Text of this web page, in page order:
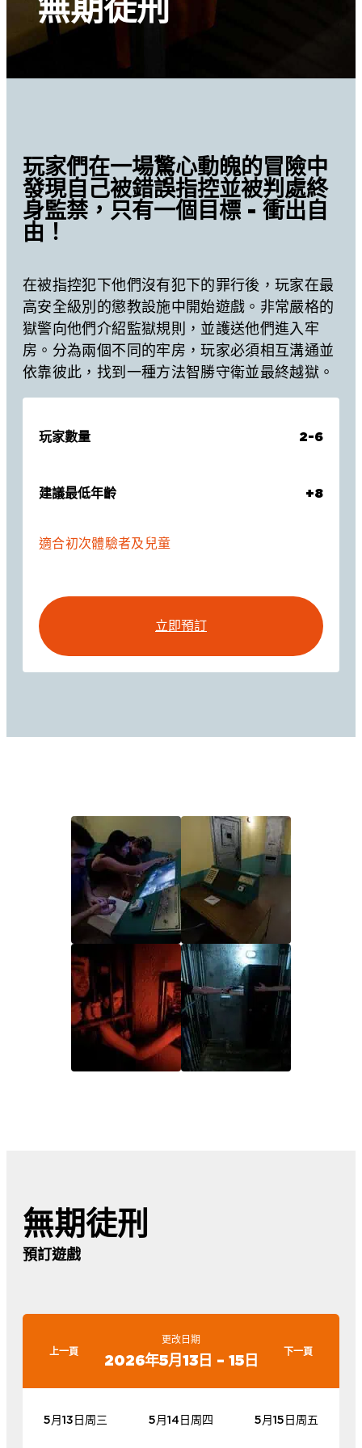
無期徒刑
玩家們在一場驚心動魄的冒險中
發現自己被錯誤指控並被判處終
身監禁，只有一個目標 - 衝出自
由！
在被指控犯下他們沒有犯下的罪行後，玩家在最
高安全級別的懲教設施中開始遊戲。非常嚴格的
獄警向他們介紹監獄規則，並護送他們進入牢
房。分為兩個不同的牢房，玩家必須相互溝通並
依靠彼此，找到一種方法智勝守衛並最終越獄。
玩家數量 2-6
建議最低年齡 +8
適合初次體驗者及兒童
立即預訂
無期徒刑
預訂遊戲
上一頁
更改日期
2026年5月13日 – 15日 下一頁
5月13日周三 5月14日周四 5月15日周五